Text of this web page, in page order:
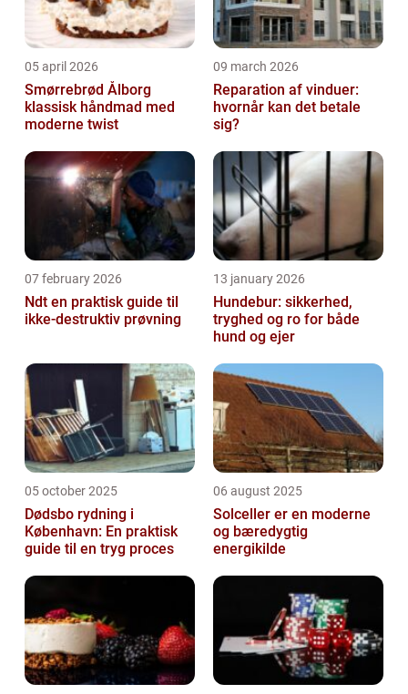
05 april 2026
Smørrebrød Ålborg
klassisk håndmad med
moderne twist
09 march 2026
Reparation af vinduer:
hvornår kan det betale
sig?
07 february 2026
Ndt en praktisk guide til
ikke-destruktiv prøvning
13 january 2026
Hundebur: sikkerhed,
tryghed og ro for både
hund og ejer
05 october 2025
Dødsbo rydning i
København: En praktisk
guide til en tryg proces
06 august 2025
Solceller er en moderne
og bæredygtig
energikilde